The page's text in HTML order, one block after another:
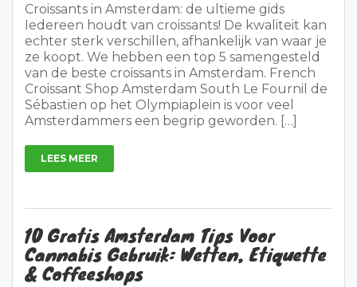
Croissants in Amsterdam: de ultieme gids
Iedereen houdt van croissants! De kwaliteit kan
echter sterk verschillen, afhankelijk van waar je
ze koopt. We hebben een top 5 samengesteld
van de beste croissants in Amsterdam. French
Croissant Shop Amsterdam South Le Fournil de
Sébastien op het Olympiaplein is voor veel
Amsterdammers een begrip geworden. […]
LEES MEER
10 Gratis Amsterdam Tips Voor
Cannabis Gebruik: Wetten, Etiquette
& Coffeeshops